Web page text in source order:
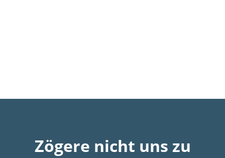
Zögere nicht uns zu